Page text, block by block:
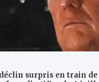
surpris en train